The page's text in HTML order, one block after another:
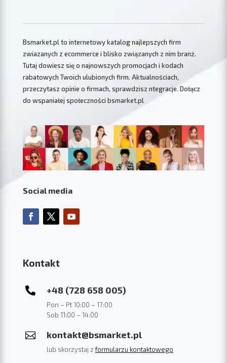
Bsmarket.pl to internetowy katalog najlepszych firm
zwiazanych z ecommerce i blisko związanych z nim branż.
Tutaj dowiesz się o najnowszych promocjach i kodach
rabatowych Twoich ulubionych firm. Aktualnościach,
przeczytasz opinie o firmach, sprawdzisz ntegracje. Dołącz
do wspaniałej społeczności bsmarket.pl
Social media
Kontakt
 +48 (728 658 005)
Pon – Pt 10:00 – 17:00
Sob 11:00 – 14:00
 kontakt@bsmarket.pl
lub skorzystaj z formularzu kontaktowego